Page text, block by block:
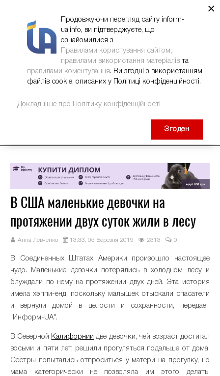
В США маленькие девочки на
протяжении двух суток жили в лесу
Анна Левченко 13:33, 05 Березня 2019 2313 0
В Соединенных Штатах Америки произошло настоящее
чудо. Маленькие девочки потерялись в холодном лесу и
блуждали по нему на протяжении двух дней. Эта история
имела хэппи-енд, поскольку малышек отыскали спасатели
и вернули домой в целости и сохранности, передает
"Информ-UA".
В Северной Калифорнии две девочки, чей возраст достигал
восьми и пяти лет, решили прогуляться подальше от дома.
Сестры попытались отпроситься у матери на прогулку, но
мама категорически не позволяла им этого делать.
×
Продовжуючи перегляд сайту inform-
ua.info, ви підтверджуєте, що
ознайомилися з
Правилами користування сайтом,
правилами використання матеріалів та
правилами коментування. Ви згодні з використанням
файлів cookie, описаних у Політиці конфіденційності.
Докладніше про Політику конфіденційності
Згоден